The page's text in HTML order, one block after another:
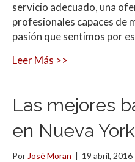
servicio adecuado, una
profesionales capaces de
pasión que sentimos por
Leer Más >>
Las mejores
en Nueva York
Por José Moran | 19 abril, 2016